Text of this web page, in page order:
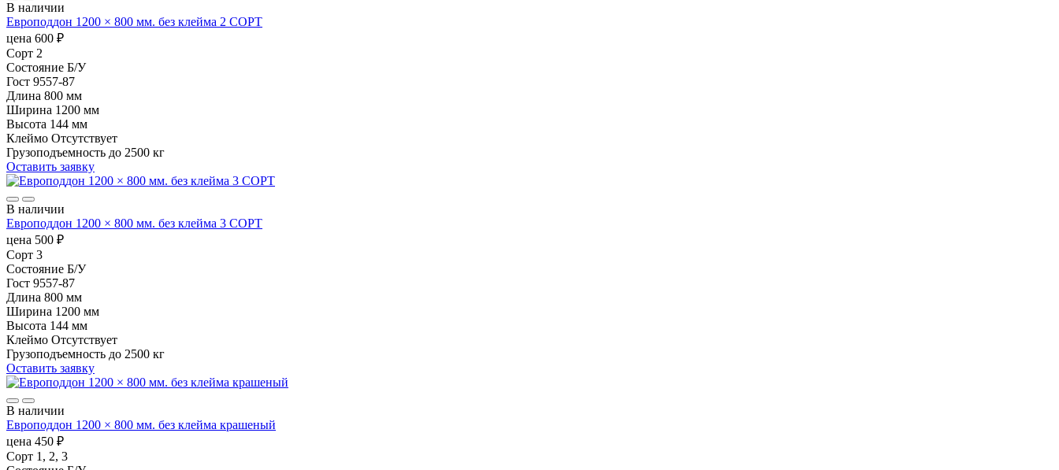
В наличии
Европоддон 1200 × 800 мм. без клейма 2 СОРТ
цена 600 ₽
Сорт 2
Состояние Б/У
Гост 9557-87
Длина 800 мм
Ширина 1200 мм
Высота 144 мм
Клеймо Отсутствует
Грузоподъемность до 2500 кг
Оставить заявку
В наличии
Европоддон 1200 × 800 мм. без клейма 3 СОРТ
цена 500 ₽
Сорт 3
Состояние Б/У
Гост 9557-87
Длина 800 мм
Ширина 1200 мм
Высота 144 мм
Клеймо Отсутствует
Грузоподъемность до 2500 кг
Оставить заявку
В наличии
Европоддон 1200 × 800 мм. без клейма крашеный
цена 450 ₽
Сорт 1, 2, 3